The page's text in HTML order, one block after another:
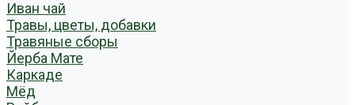
Иван чай
Травы, цветы, добавки
Травяные сборы
Йерба Мате
Каркаде
Мёд